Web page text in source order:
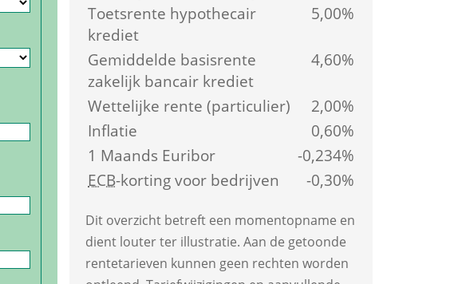
Toetsrente hypothecair
krediet
5,00%
Gemiddelde basis­rente
zakelijk bancair krediet
4,60%
Wettelijke rente (particulier)
2,00%
Inflatie
0,60%
1 Maands Euribor
-0,234%
ECB-korting voor bedrijven -0,30%
Dit overzicht betreft een moment­opname en
dient louter ter illustratie. Aan de getoonde
rente­tarieven kunnen geen rechten worden